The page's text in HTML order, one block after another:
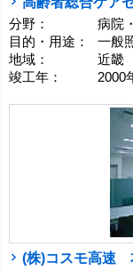
分野：
病院
目的・用途：
一般
地域：
近畿
竣工年：
2000
(株)コスモ高速